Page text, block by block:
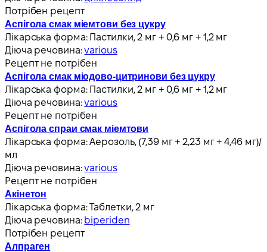
Потрібен рецепт
Аспігола смак міемтови без цукру
Лікарська форма: Пастилки, 2 мг + 0,6 мг + 1,2 мг
Діюча речовина:various
Рецепт не потрібен
Аспігола смак міодово‐цитринови без цукру
Лікарська форма: Пастилки, 2 мг + 0,6 мг + 1,2 мг
Діюча речовина:various
Рецепт не потрібен
Аспігола спраи смак міемтови
Лікарська форма:Аерозоль, (7,39 мг + 2,23 мг + 4,46 мг)/
мл
Діюча речовина:various
Рецепт не потрібен
Акінетон
Лікарська форма:Таблетки, 2 мг
Діюча речовина: biperiden
Потрібен рецепт
Алпраген